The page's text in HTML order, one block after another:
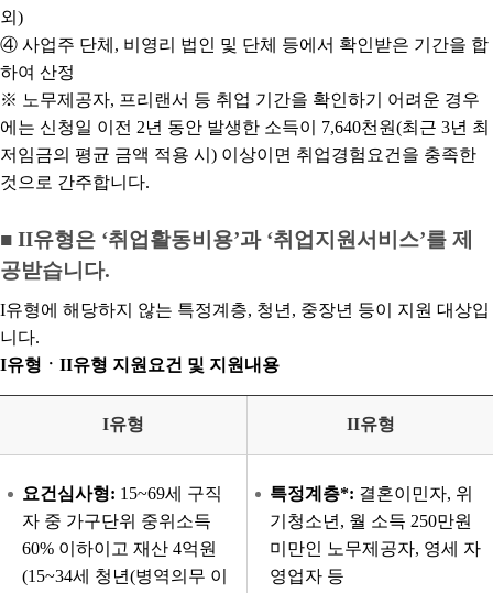
외)
④ 사업주 단체, 비영리 법인 및 단체 등에서 확인받은 기간을 합
하여 산정
※ 노무제공자, 프리랜서 등 취업 기간을 확인하기 어려운 경우
에는 신청일 이전 2년 동안 발생한 소득이 7,640천원(최근 3년 최
저임금의 평균 금액 적용 시) 이상이면 취업경험요건을 충족한
것으로 간주합니다.
■ II유형은 ‘취업활동비용’과 ‘취업지원서비스’를 제
공받습니다.
I유형에 해당하지 않는 특정계층, 청년, 중장년 등이 지원 대상입
니다.
I유형ㆍII유형 지원요건 및 지원내용
I유형
요건심사형: 15~69세 구직
자 중 가구단위 중위소득
60% 이하이고 재산 4억원
(15~34세 청년(병역의무 이
II유형
특정계층*: 결혼이민자, 위
기청소년, 월 소득 250만원
미만인 노무제공자, 영세 자
영업자 등